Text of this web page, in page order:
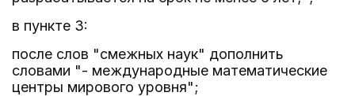
в пункте 3:
после слов "смежных наук" дополнить
словами "- международные математические
центры мирового уровня";